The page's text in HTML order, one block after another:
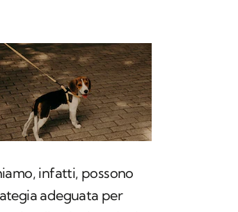
infatti, possono
adeguata per